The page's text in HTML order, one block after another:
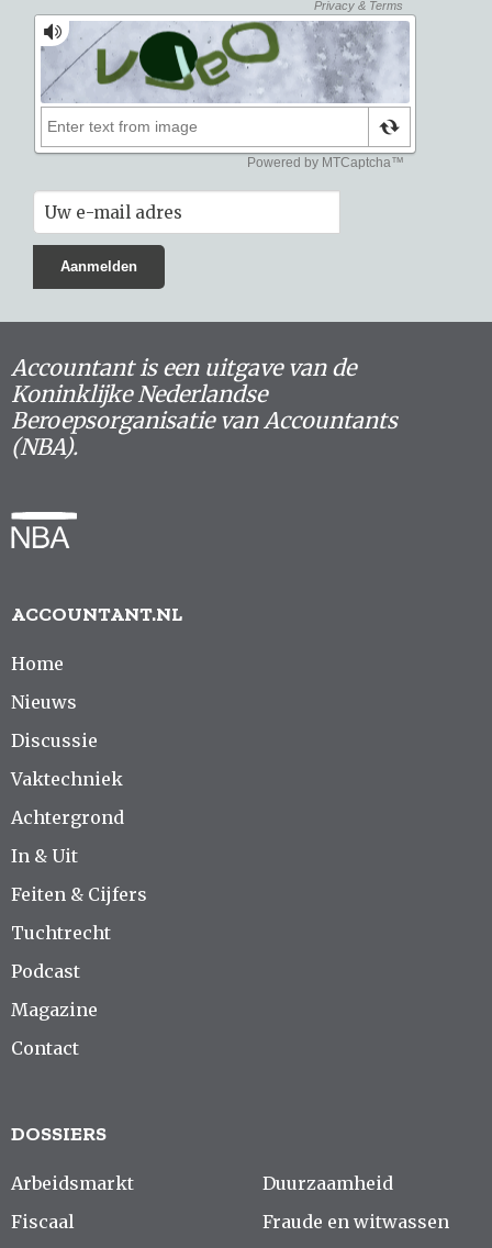
Accountant is een uitgave van de
Koninklijke Nederlandse
Beroepsorganisatie van Accountants
(NBA).
ACCOUNTANT.NL
Home
Nieuws
Discussie
Vaktechniek
Achtergrond
In & Uit
Feiten & Cijfers
Tuchtrecht
Podcast
Magazine
Contact
DOSSIERS
Arbeidsmarkt
Fiscaal
Duurzaamheid
Fraude en witwassen